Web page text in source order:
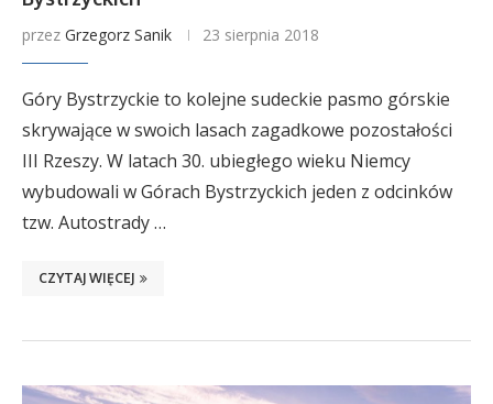
przez Grzegorz Sanik 23 sierpnia 2018
Góry Bystrzyckie to kolejne sudeckie pasmo górskie
skrywające w swoich lasach zagadkowe pozostałości
III Rzeszy. W latach 30. ubiegłego wieku Niemcy
wybudowali w Górach Bystrzyckich jeden z odcinków
tzw. Autostrady …
CZYTAJ WIĘCEJ